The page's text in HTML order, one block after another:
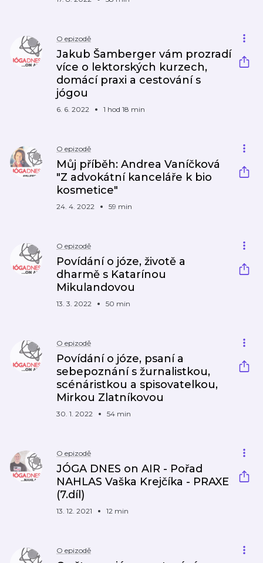
O epizodě
Jakub Šamberger vám prozradí
více o lektorských kurzech,
domácí praxi a cestování s
jógou
6. 6. 2022 1 hod 18 min
O epizodě
Můj příběh: Andrea Vaníčková
"Z advokátní kanceláře k bio
kosmetice"
24. 4. 2022 59 min
O epizodě
Povídání o józe, životě a
dharmě s Katarínou
Mikulandovou
13. 3. 2022 50 min
O epizodě
Povídání o józe, psaní a
sebepoznání s žurnalistkou,
scénáristkou a spisovatelkou,
Mirkou Zlatníkovou
30. 1. 2022 54 min
O epizodě
JÓGA DNES on AIR - Pořad
NAHLAS Vaška Krejčíka - PRAXE
(7.díl)
13. 12. 2021 12 min
O epizodě